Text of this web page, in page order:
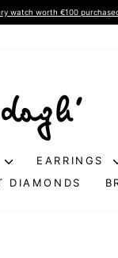
Pause
watch worth €100
EARRINGS
DIAMONDS